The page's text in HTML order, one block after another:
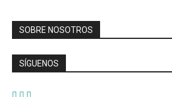
SOBRE NOSOTROS
SÍGUENOS